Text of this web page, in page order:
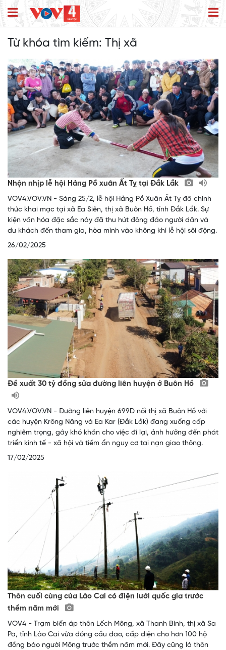
Từ khóa tìm kiếm: Thị xã
Nhộn nhịp lễ hội Hảng Pồ xuân Ất Tỵ tại Đắk Lắk
VOV4.VOV.VN - Sáng 25/2, lễ hội Hảng Pồ Xuân Ất Tỵ đã chính
thức khai mạc tại xã Ea Siên, thị xã Buôn Hồ, tỉnh Đắk Lắk. Sự
kiện văn hóa đặc sắc này đã thu hút đông đảo người dân và
du khách đến tham gia, hòa mình vào không khí lễ hội sôi động.
26/02/2025
Đề xuất 30 tỷ đồng sửa đường liên huyện ở Buôn Hồ
VOV4.VOV.VN - Đường liên huyện 699D nối thị xã Buôn Hồ với
các huyện Krông Năng và Ea Kar (Đắk Lắk) đang xuống cấp
nghiêm trọng, gây khó khăn cho việc đi lại, ảnh hưởng đến phát
triển kinh tế - xã hội và tiềm ẩn nguy cơ tai nạn giao thông.
17/02/2025
Thôn cuối cùng của Lào Cai có điện lưới quốc gia trước
thềm năm mới
VOV4 - Trạm biến áp thôn Lếch Mông, xã Thanh Bình, thị xã Sa
Pa, tỉnh Lào Cai vừa đóng cầu dao, cấp điện cho hơn 100 hộ
đồng bào người Mông trước thềm năm mới. Đây cũng là thôn